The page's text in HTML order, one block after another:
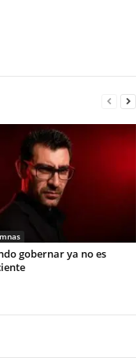
gobernar ya no es